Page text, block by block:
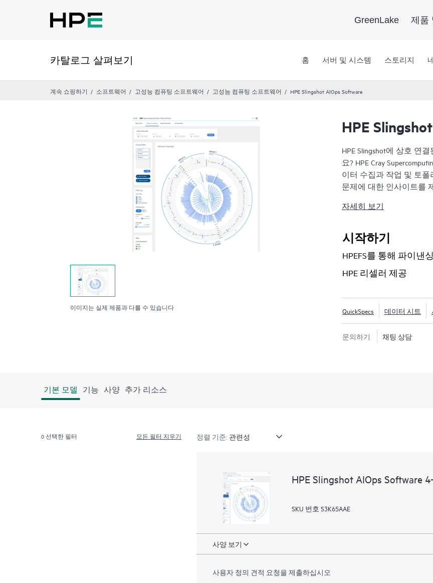
GreenLake 제품
카탈로그 살펴보기 홈 서버 및 시스템 스토리지
계속 쇼핑하기 소프트웨어 고성능 컴퓨팅 소프트웨어 고성능 컴퓨팅 소프트웨어 HPE Slingshot AIOps Software
이미지는 실제 제품과 다를 수 있습니다
HPE
HPE Slingshot에 상호 연
요? HPE Cray
이터 수집과 작업 및 토
문제에 대한 인사이트를
HPE Slingshot의 프리미어
성능을 향상하고 투자 수
비용을 줄이는 데 활용할
Supercomputing Fabric
래픽의 정체 핫 스폿, 변
자세히 보기
시작하기
HPEFS를 통해 파이낸
HPE 리셀러 제공
QuickSpecs 데이터 시트
문의하기 채팅 상담
기본 모델 기능 사양 추가 리소스
0선택한 필터 모든 필터 지우기 정렬 기준:
HPE Slingshot AIOps Software
SKU 번호 S3K65AAE
사양 보기
사용자 정의 견적 요청을 제출하십시오